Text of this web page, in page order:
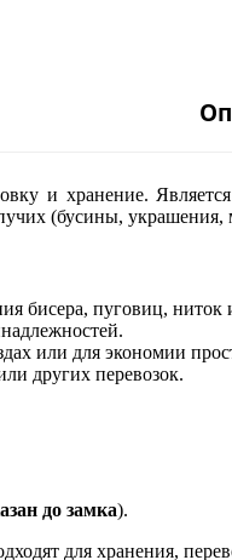
и хранение.
(бусины,
бисера, пуговиц, ниток
или для экономии
других перевозок.
до замка).
для хранения,